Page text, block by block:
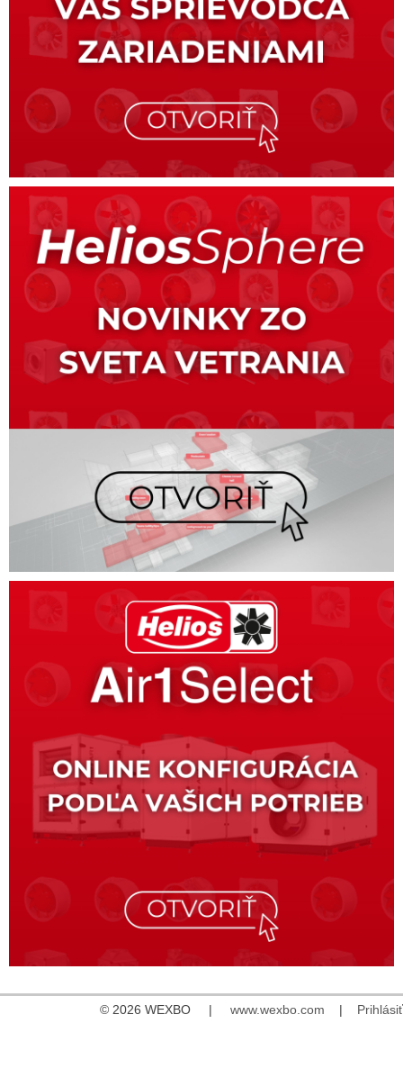
© 2026 WEXBO | www.wexbo.com | Prihlásiť